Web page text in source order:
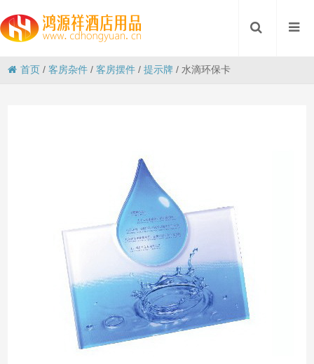
首页 /客房杂件 /客房摆件 /提示牌 / 水滴环保卡